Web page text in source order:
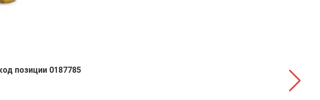
позиции 0187785